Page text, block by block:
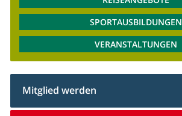
SPORTAUSBILDUNGEN
VERANSTALTUNGEN
Mitglied werden